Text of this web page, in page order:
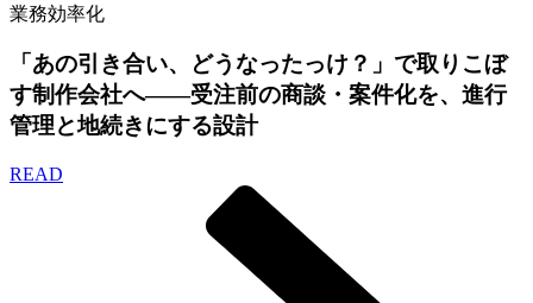
業務効率化
「あの引き合い、どうなったっけ？」で取りこぼ
す制作会社へ——受注前の商談・案件化を、進行
管理と地続きにする設計
READ